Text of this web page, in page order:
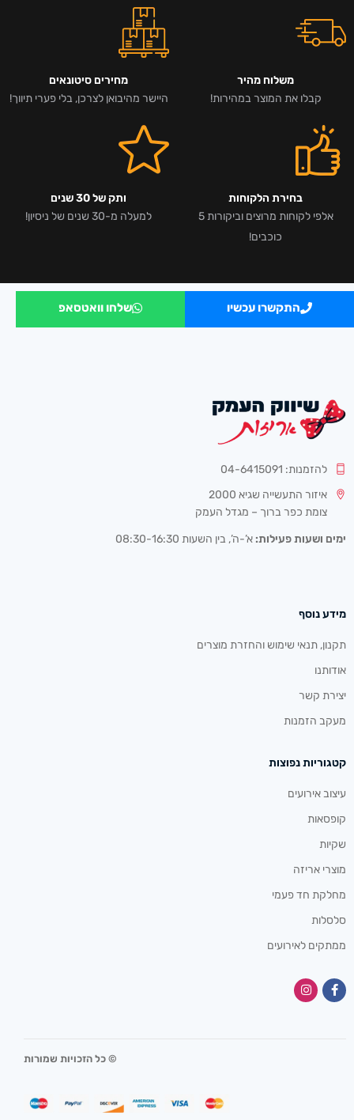
משלוח מהיר
קבלו את המוצר במהירות!
מחירים סיטונאים
היישר מהיבואן לצרכן, בלי פערי תיווך!
בחירת הלקוחות
אלפי לקוחות מרוצים וביקורות 5
כוכבים!
ותק של 30 שנים
למעלה מ-30 שנים של ניסיון!
התקשרו עכשיו שלחו וואטסאפ
להזמנות: 04-6415091
איזור התעשייה שגיא 2000
צומת כפר ברוך – מגדל העמק
ימים ושעות פעילות: א’-ה’, בין השעות 08:30-16:30
מידע נוסף
תקנון, תנאי שימוש והחזרת מוצרים
אודותנו
יצירת קשר
מעקב הזמנות
קטגוריות נפוצות
עיצוב אירועים
קופסאות
שקיות
מוצרי אריזה
מחלקת חד פעמי
סלסלות
ממתקים לאירועים
© כל הזכויות שמורות